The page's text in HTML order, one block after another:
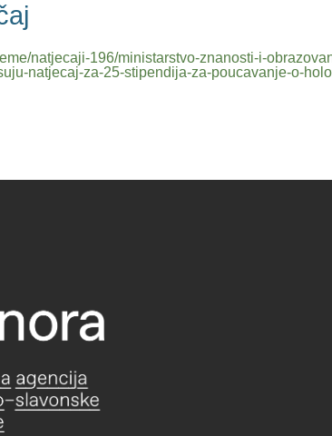
natjecaji-196/ministarstvo-znanosti-i-
natjecaj-za-25-stipendija-za-poucavanje-o-